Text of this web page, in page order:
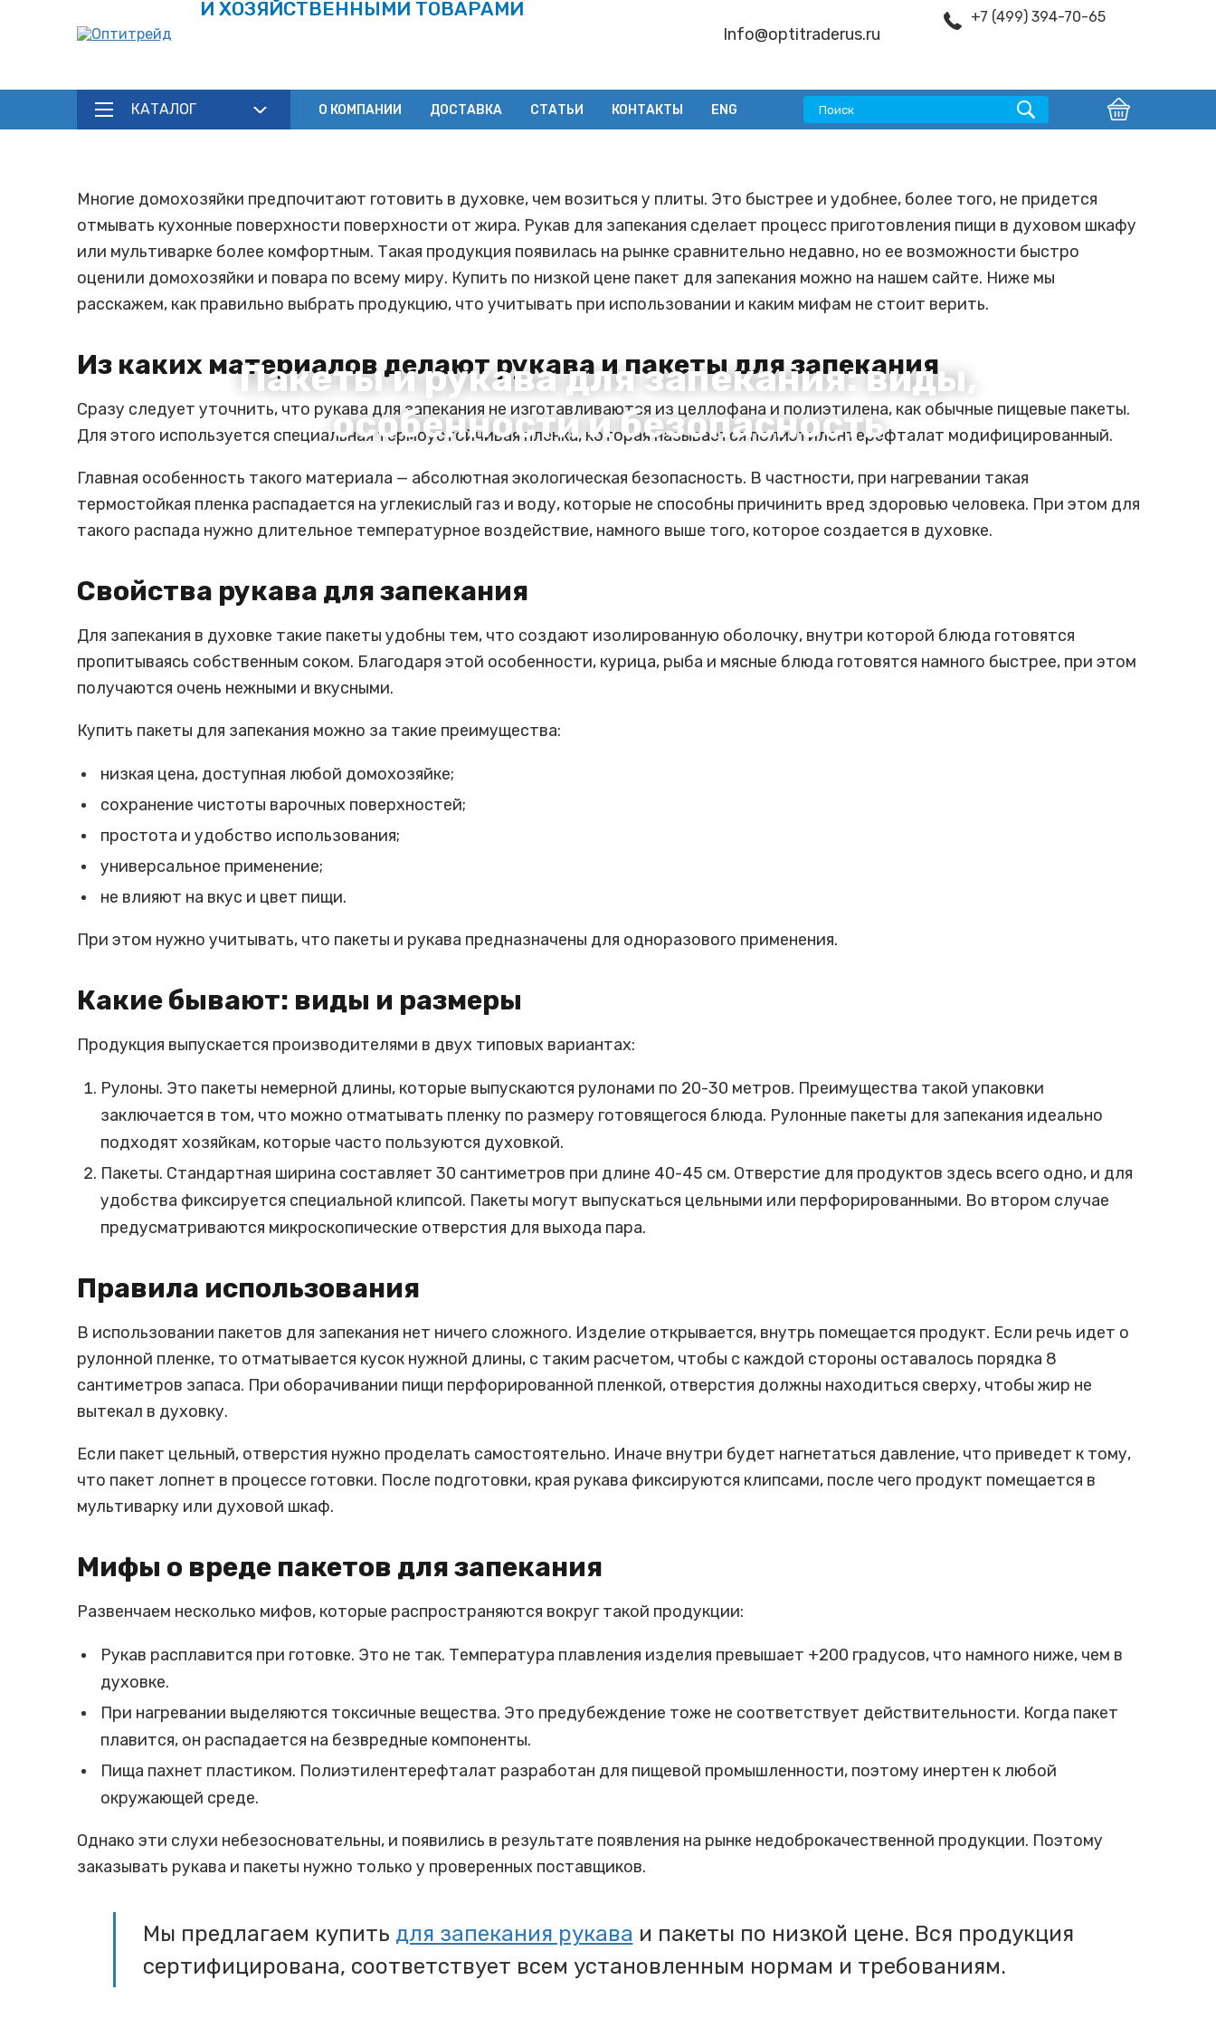
И ХОЗЯЙСТВЕННЫМИ ТОВАРАМИ
Info@optitraderus.ru
+7 (499) 394-70-65
КАТАЛОГ О КОМПАНИИ ДОСТАВКА СТАТЬИ КОНТАКТЫ ENG
Пакеты и рукава для запекания: виды,
особенности и безопасность
Многие домохозяйки предпочитают готовить в духовке, чем возиться у плиты. Это быстрее и удобнее, более того, не придется
отмывать кухонные поверхности поверхности от жира. Рукав для запекания сделает процесс приготовления пищи в духовом шкафу
или мультиварке более комфортным. Такая продукция появилась на рынке сравнительно недавно, но ее возможности быстро
оценили домохозяйки и повара по всему миру. Купить по низкой цене пакет для запекания можно на нашем сайте. Ниже мы
расскажем, как правильно выбрать продукцию, что учитывать при использовании и каким мифам не стоит верить.
Из каких материалов делают рукава и пакеты для запекания
Сразу следует уточнить, что рукава для запекания не изготавливаются из целлофана и полиэтилена, как обычные пищевые пакеты.
Для этого используется специальная термоустойчивая пленка, которая называется полиэтилентерефталат модифицированный.
Главная особенность такого материала — абсолютная экологическая безопасность. В частности, при нагревании такая
термостойкая пленка распадается на углекислый газ и воду, которые не способны причинить вред здоровью человека. При этом для
такого распада нужно длительное температурное воздействие, намного выше того, которое создается в духовке.
Свойства рукава для запекания
Для запекания в духовке такие пакеты удобны тем, что создают изолированную оболочку, внутри которой блюда готовятся
пропитываясь собственным соком. Благодаря этой особенности, курица, рыба и мясные блюда готовятся намного быстрее, при этом
получаются очень нежными и вкусными.
Купить пакеты для запекания можно за такие преимущества:
низкая цена, доступная любой домохозяйке;
сохранение чистоты варочных поверхностей;
простота и удобство использования;
универсальное применение;
не влияют на вкус и цвет пищи.
При этом нужно учитывать, что пакеты и рукава предназначены для одноразового применения.
Какие бывают: виды и размеры
Продукция выпускается производителями в двух типовых вариантах:
Рулоны. Это пакеты немерной длины, которые выпускаются рулонами по 20-30 метров. Преимущества такой упаковки
заключается в том, что можно отматывать пленку по размеру готовящегося блюда. Рулонные пакеты для запекания идеально
подходят хозяйкам, которые часто пользуются духовкой.
Пакеты. Стандартная ширина составляет 30 сантиметров при длине 40-45 см. Отверстие для продуктов здесь всего одно, и для
удобства фиксируется специальной клипсой. Пакеты могут выпускаться цельными или перфорированными. Во втором случае
предусматриваются микроскопические отверстия для выхода пара.
Правила использования
В использовании пакетов для запекания нет ничего сложного. Изделие открывается, внутрь помещается продукт. Если речь идет о
рулонной пленке, то отматывается кусок нужной длины, с таким расчетом, чтобы с каждой стороны оставалось порядка 8
сантиметров запаса. При оборачивании пищи перфорированной пленкой, отверстия должны находиться сверху, чтобы жир не
вытекал в духовку.
Если пакет цельный, отверстия нужно проделать самостоятельно. Иначе внутри будет нагнетаться давление, что приведет к тому,
что пакет лопнет в процессе готовки. После подготовки, края рукава фиксируются клипсами, после чего продукт помещается в
мультиварку или духовой шкаф.
Мифы о вреде пакетов для запекания
Развенчаем несколько мифов, которые распространяются вокруг такой продукции:
Рукав расплавится при готовке. Это не так. Температура плавления изделия превышает +200 градусов, что намного ниже, чем в
духовке.
При нагревании выделяются токсичные вещества. Это предубеждение тоже не соответствует действительности. Когда пакет
плавится, он распадается на безвредные компоненты.
Пища пахнет пластиком. Полиэтилентерефталат разработан для пищевой промышленности, поэтому инертен к любой
окружающей среде.
Однако эти слухи небезосновательны, и появились в результате появления на рынке недоброкачественной продукции. Поэтому
заказывать рукава и пакеты нужно только у проверенных поставщиков.
Мы предлагаем купить для запекания рукава и пакеты по низкой цене. Вся продукция
сертифицирована, соответствует всем установленным нормам и требованиям.